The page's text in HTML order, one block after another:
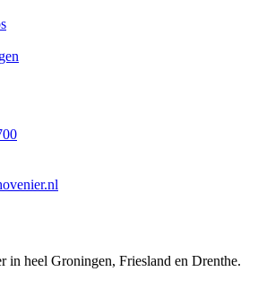
heel Groningen, Friesland en Drenthe.